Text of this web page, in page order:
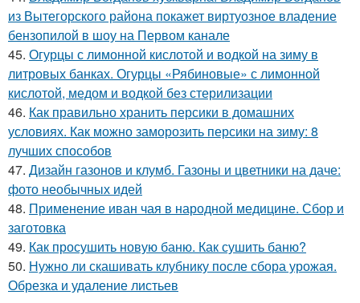
из Вытегорского района покажет виртуозное владение
бензопилой в шоу на Первом канале
45. Огурцы с лимонной кислотой и водкой на зиму в
литровых банках. Огурцы «Рябиновые» с лимонной
кислотой, медом и водкой без стерилизации
46. Как правильно хранить персики в домашних
условиях. Как можно заморозить персики на зиму: 8
лучших способов
47. Дизайн газонов и клумб. Газоны и цветники на даче:
фото необычных идей
48. Применение иван чая в народной медицине. Сбор и
заготовка
49. Как просушить новую баню. Как сушить баню?
50. Нужно ли скашивать клубнику после сбора урожая.
Обрезка и удаление листьев